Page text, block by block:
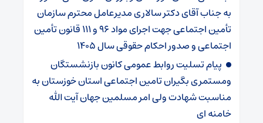
به جناب آقای دکتر سالاری مدیرعامل محترم سازمان
تأمین اجتماعی جهت اجرای مواد ۹۶ و ۱۱۱ قانون تأمین
اجتماعی و صدور احکام حقوقی سال ۱۴۰۵
پیام تسلیت روابط عمومی کانون بازنشستگان
ومستمری بگیران تامین اجتماعی استان خوزستان به
مناسبت شهادت ولی امر مسلمین جهان آیت الله
خامنه ای